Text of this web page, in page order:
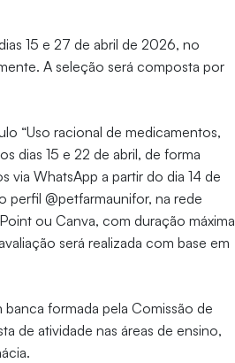
15 e 27 de abril de 2026, no
A seleção será composta por
“Uso racional de medicamentos,
dias 15 e 22 de abril, de forma
via WhatsApp a partir do dia 14 de
perfil @petfarmaunifor, na rede
ou Canva, com duração máxima
será realizada com base em
formada pela Comissão de
de atividade nas áreas de ensino,